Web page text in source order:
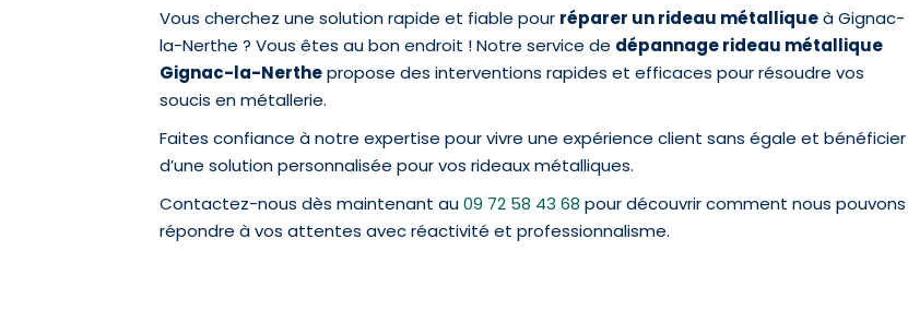
Vous cherchez une solution rapide et fiable pour réparer un rideau métalliqueà Gignac-
la-Nerthe ? Vous êtes au bon endroit ! Notre service de dépannage rideau métallique
Gignac-la-Nerthepropose des interventions rapides et efficaces pour résoudre vos
soucis en métallerie.
Faites confiance à notre expertise pour vivre une expérience client sans égale et bénéficier
d’une solution personnalisée pour vos rideaux métalliques.
Contactez-nous dès maintenant au09 72 58 43 68 pour découvrir comment nous pouvons
répondre à vos attentes avec réactivité et professionnalisme.